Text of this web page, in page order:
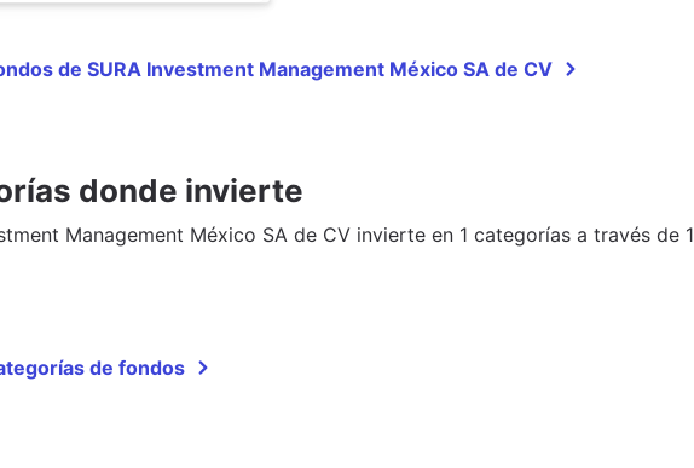
de SURA Investment Management México SA de CV
donde invierte
Management México SA de CV invierte en 1 categorías a través de 1
de fondos